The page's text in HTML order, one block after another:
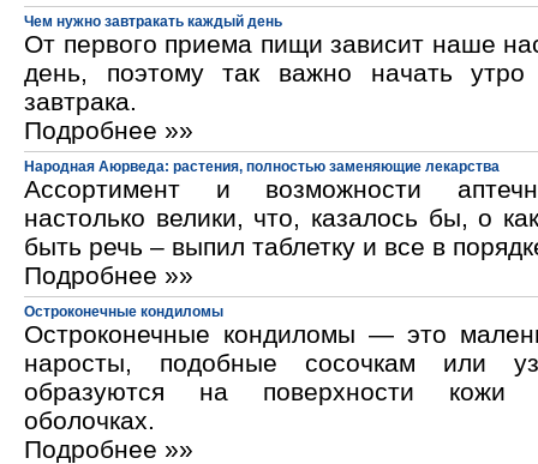
Чем нужно завтракать каждый день
От первого приема пищи зависит наше
день, поэтому так важно начать утро
завтрака.
Подробнее »»
Народная Аюрведа: растения, полностью заменяющие лекарства
Ассортимент и возможности
настолько велики, что, казалось бы, о
быть речь – выпил таблетку и все в
Подробнее »»
Остроконечные кондиломы
Остроконечные кондиломы — это
наросты, подобные сосочкам или
образуются на поверхности кожи
оболочках.
Подробнее »»